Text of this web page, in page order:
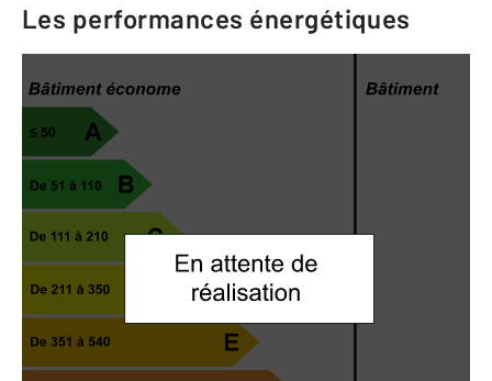
Les performances énergétiques